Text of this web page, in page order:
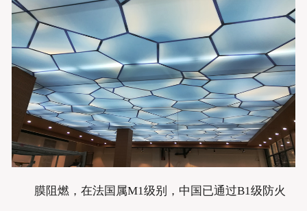
膜阻燃，在法国属M1级别，中国已通过B1级防火